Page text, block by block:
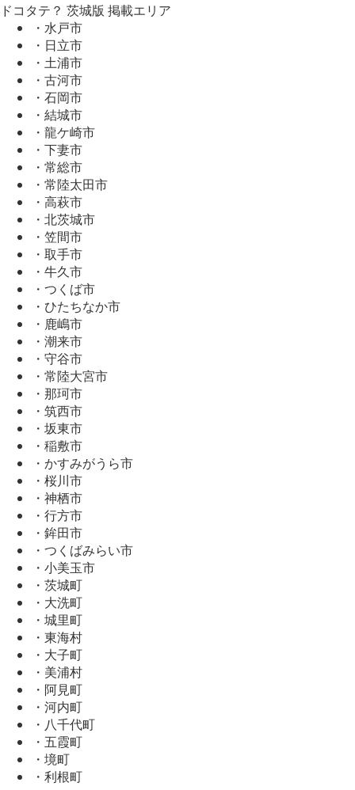
ドコタテ？ 茨城版 掲載エリア
・水戸市
・日立市
・土浦市
・古河市
・石岡市
・結城市
・龍ケ崎市
・下妻市
・常総市
・常陸太田市
・高萩市
・北茨城市
・笠間市
・取手市
・牛久市
・つくば市
・ひたちなか市
・鹿嶋市
・潮来市
・守谷市
・常陸大宮市
・那珂市
・筑西市
・坂東市
・稲敷市
・かすみがうら市
・桜川市
・神栖市
・行方市
・鉾田市
・つくばみらい市
・小美玉市
・茨城町
・大洗町
・城里町
・東海村
・大子町
・美浦村
・阿見町
・河内町
・八千代町
・五霞町
・境町
・利根町